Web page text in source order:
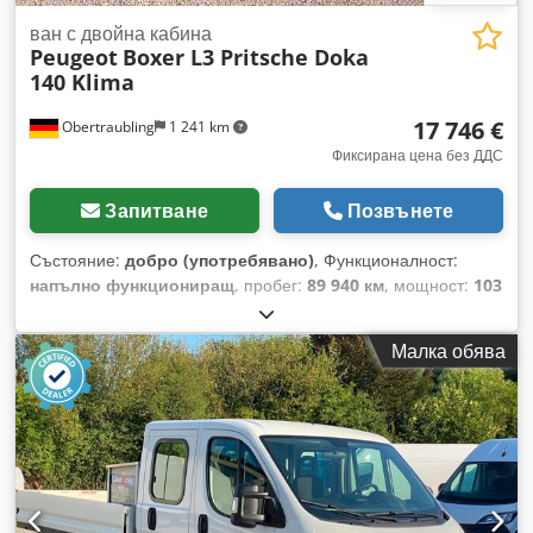
Obertraubling 1 241 km
ван с двойна кабина
Peugeot Boxer L3 Pritsche Doka
140 Klima
17 746 €
Фиксирана цена без ДДС
Запитване Позвънете
Състояние: добро (употребявано), Функционалност:
напълно функциониращ, пробег: 89 940 км, мощност: 103
, първа регистрация:
дизел, тегло без товар:2 185 кг, максимално тегло на
товара:1 315 кг, общо тегло:3 500 кг, следващ преглед
(TÜV):08/2028, гориво:дизел, капацитет на резервоара за
гориво:90 l, цвят:бял, кабина на шофьора:друго, тип на
предаване:механичен, клас емисии:Евро 6, брой места:
7, Оборудване:ABS, Bluetooth, EBS (Електронна
спирачна система), асистент за тръгване по наклон,
бордови компютър, въздушна възглавница,
Малка обява